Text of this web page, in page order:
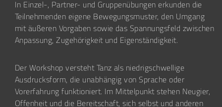
In Einzel-, Partner- und Gruppenübungen erkunden die
Teilnehmenden eigene Bewegungsmuster, den Umgang
mit äußeren Vorgaben sowie das Spannungsfeld zwischen
Anpassung, Zugehörigkeit und Eigenständigkeit.
Der Workshop versteht Tanz als niedrigschwellige
Ausdrucksform, die unabhängig von Sprache oder
Vorerfahrung funktioniert. Im Mittelpunkt stehen Neugier,
Offenheit und die Bereitschaft, sich selbst und anderen